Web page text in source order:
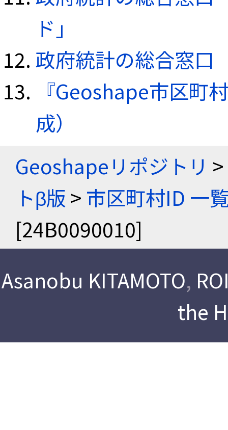
ド」
政府統計の総合窓口
『Geoshape市区町
成）
Geoshapeリポジトリ >
トβ版 > 市区町村ID 一
[24B0090010]
Asanobu KITAMOTO,
the